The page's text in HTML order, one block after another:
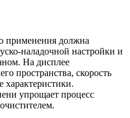
применения должна
наладочной настройки и
На дисплее
пространства, скорость
характеристики.
упрощает процесс